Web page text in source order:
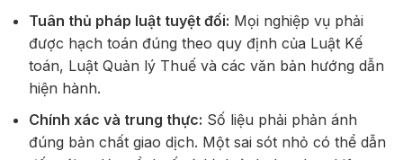
Tuân thủ pháp luật tuyệt đối: Mọi nghiệp vụ phải
được hạch toán đúng theo quy định của Luật Kế
toán, Luật Quản lý Thuế và các văn bản hướng dẫn
hiện hành.
Chính xác và trung thực: Số liệu phải phản ánh
đúng bản chất giao dịch. Một sai sót nhỏ có thể dẫn